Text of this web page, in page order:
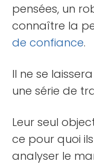
pensées, un
connaître la
de confiance.
Il ne se
une série de
Leur seul
ce pour quoi
analyser le